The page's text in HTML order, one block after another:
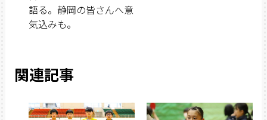
語る。静岡の皆さんへ意
気込みも。
関連記事